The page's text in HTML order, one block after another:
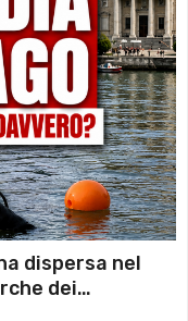
dispersa nel
dei